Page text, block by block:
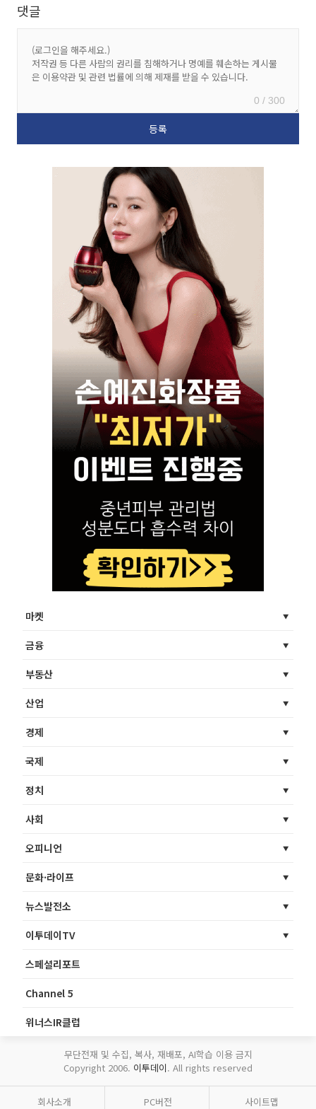
댓글
0 / 300
마켓
금융
부동산
산업
경제
국제
정치
사회
오피니언
문화·라이프
뉴스발전소
이투데이TV
스페셜리포트
Channel 5
위너스IR클럽
무단전재 및 수집, 복사, 재배포, AI학습 이용 금지
Copyright 2006. 이투데이. All rights reserved
회사소개 PC버전 사이트맵